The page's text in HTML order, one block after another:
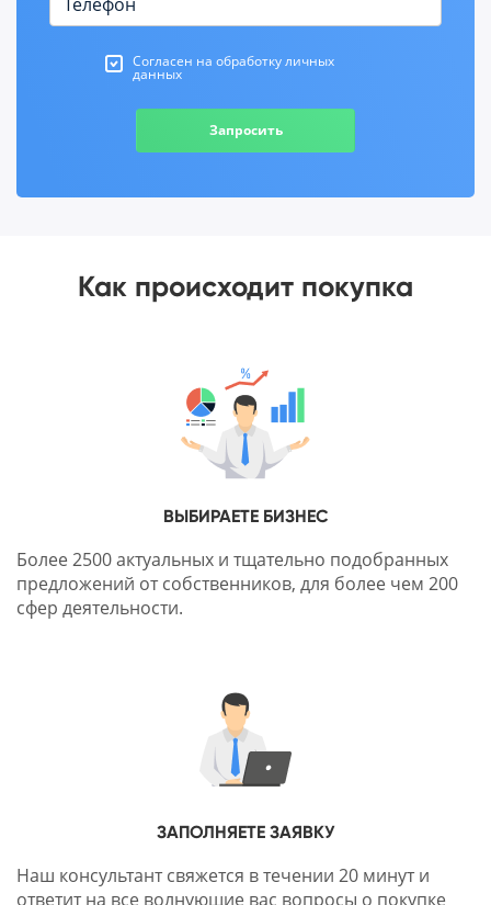
Согласен на обработку личных
данных
Запросить
Как происходит покупка
ВЫБИРАЕТЕ БИЗНЕС
Более 2500 актуальных и тщательно подобранных
предложений от собственников, для более чем 200
сфер деятельности.
ЗАПОЛНЯЕТЕ ЗАЯВКУ
Наш консультант свяжется в течении 20 минут и
ответит на все волнующие вас вопросы о покупке